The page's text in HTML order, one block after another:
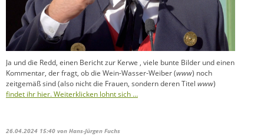
Ja und die Redd, einen Bericht zur Kerwe , viele bunte Bilder und einen
Kommentar, der fragt, ob die Wein-Wasser-Weiber (www) noch
zeitgemäß sind (also nicht die Frauen, sondern deren Titel www)
findet ihr hier. Weiterklicken lohnt sich …
26.04.2024 15:40 von Hans-Jürgen Fuchs